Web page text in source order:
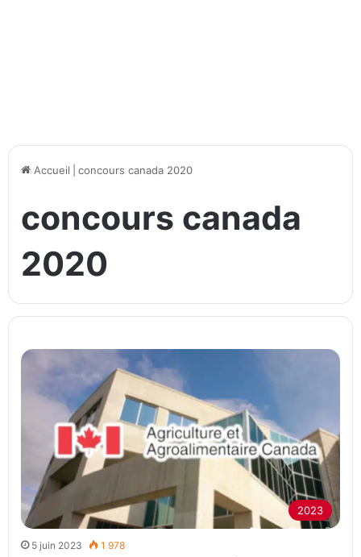
Accueil concours canada 2020
concours canada
2020
2023
5 juin 2023 1 978